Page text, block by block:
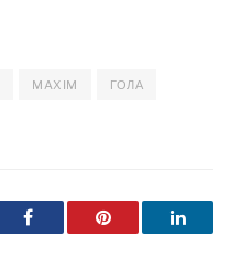
MAXIM ГОЛА
Facebook Pinterest